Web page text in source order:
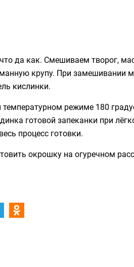
да как. Смешиваем творог,
крупу. При замешивании
кислинки.
температурном режиме 180
готовой запеканки при
процесс готовки.
окрошку на огуречном